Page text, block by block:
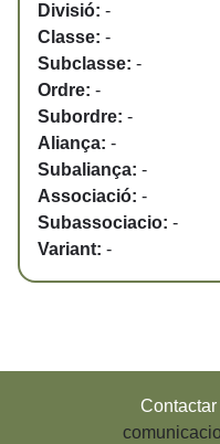
Divisió: -
Classe: -
Subclasse: -
Ordre: -
Subordre: -
Aliança: -
Subaliança: -
Associació: -
Subassociacio: -
Variant: -